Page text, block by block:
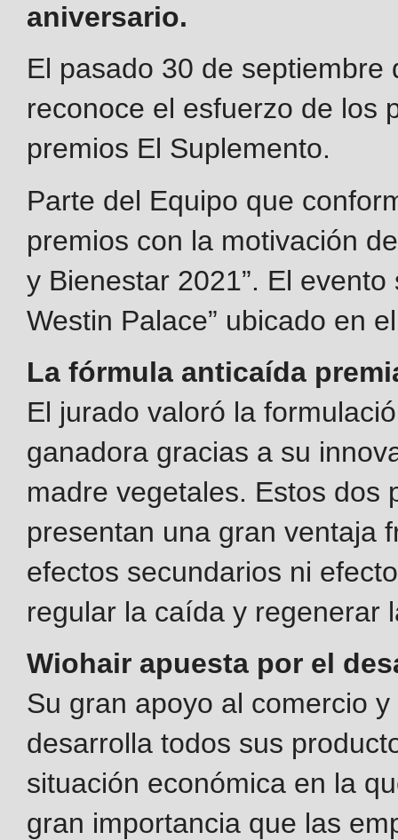
aniversario.
El pasado 30 de
reconoce el esfuerzo de los
premios El Suplemento.
Parte del Equipo que
premios con la motivación
y Bienestar 2021”. El
Westin Palace” ubicado en
La fórmula anticaída
El jurado valoró la
ganadora gracias a su
madre vegetales. Estos dos
presentan una gran ventaja
efectos secundarios ni
regular la caída y regenerar
Wiohair apuesta por el
Su gran apoyo al comercio
desarrolla todos sus
situación económica en la
gran importancia que las